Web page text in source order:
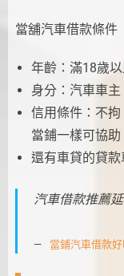
當舖汽車借款條件
年齡：滿18歲以
身分：汽車車主
信用條件：不拘
當鋪一樣可協助
還有車貸的貸
汽車借款推薦
當鋪汽車借款